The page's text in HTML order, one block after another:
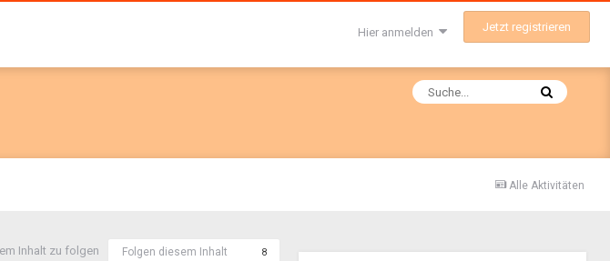
Hier anmelden Jetzt registrieren
Alle Aktivitäten
Inhalt zu folgen Folgen diesem Inhalt 8